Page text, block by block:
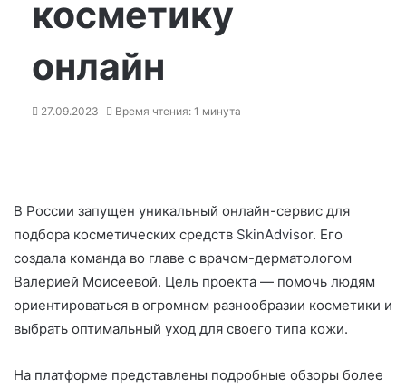
косметику
онлайн
27.09.2023 Время чтения: 1 минута
В России запущен уникальный онлайн-сервис для
подбора косметических средств SkinAdvisor. Его
создала команда во главе с врачом-дерматологом
Валерией Моисеевой. Цель проекта — помочь людям
ориентироваться в огромном разнообразии косметики и
выбрать оптимальный уход для своего типа кожи.
На платформе представлены подробные обзоры более